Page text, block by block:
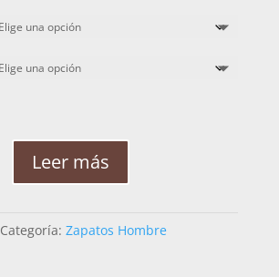
Leer más
Categoría: Zapatos Hombre